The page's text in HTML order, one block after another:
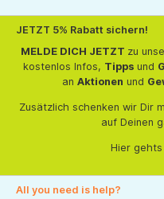
JETZT 5% Rabatt sichern!
MELDE DICH JETZT zu
kostenlos Infos, Tippsund
an Aktionen und
Zusätzlich schenken wir Dir
auf Deinen
Hier
All you need is help?